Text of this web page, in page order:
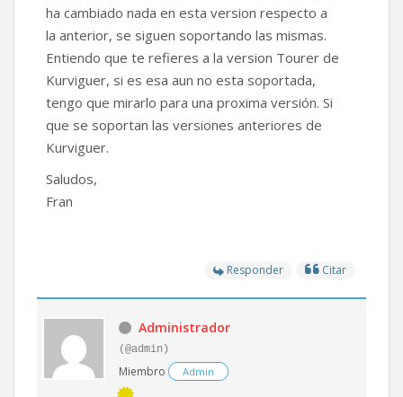
ha cambiado nada en esta version respecto a
la anterior, se siguen soportando las mismas.
Entiendo que te refieres a la version Tourer de
Kurviguer, si es esa aun no esta soportada,
tengo que mirarlo para una proxima versión. Si
que se soportan las versiones anteriores de
Kurviguer.
Saludos,
Fran
Responder Citar
Administrador
(@admin)
Miembro Admin